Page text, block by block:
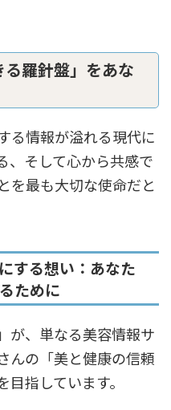
羅針盤」をあな
る情報が溢れる現代に
、そして心から共感で
を最も大切な使命だと
する想い：あなた
ために
が、単なる美容情報サ
んの「美と健康の信頼
指しています。